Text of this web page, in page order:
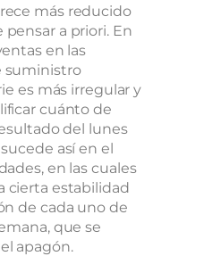
más reducido
a priori. En
en las
suministro
es más irregular y
cuánto de
del lunes
así en el
en las cuales
cierta estabilidad
de cada uno de
que se
apagón.